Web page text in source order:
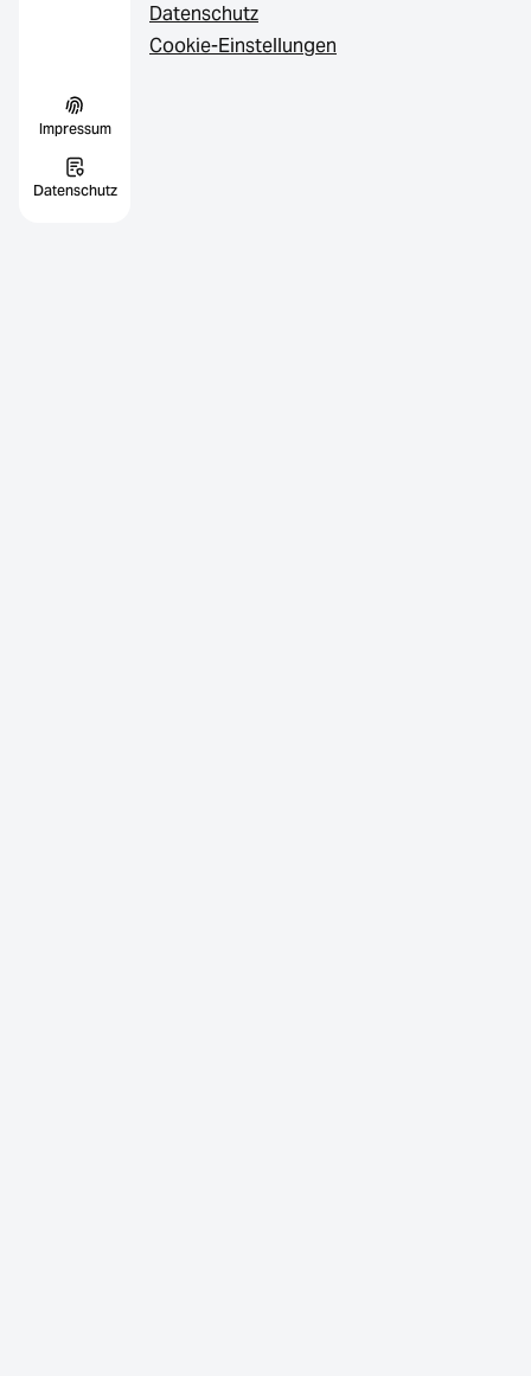
Impressum
Datenschutz
Datenschutz
Cookie-Einstellungen